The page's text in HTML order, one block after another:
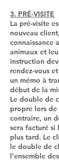
3. PRÉ-VISITE
La pré-visite
nouveau
connaissance
animaux et
instruction
rendez-vous
un mémo à
début de la
Le double de
propre lors de
contraire, un
sera facturé si
plus tard. Le
le double de
l’ensemble